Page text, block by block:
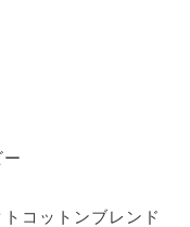
コットンブレンド